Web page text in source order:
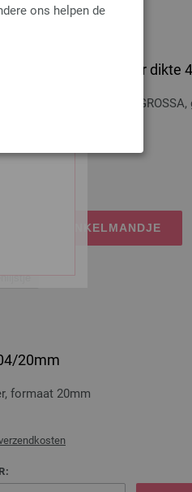
ons helpen de
Hout Multicolor dikte
hout Multicolor LANA
IN MIJN WINKELMANDJE
20mm
formaat 20mm